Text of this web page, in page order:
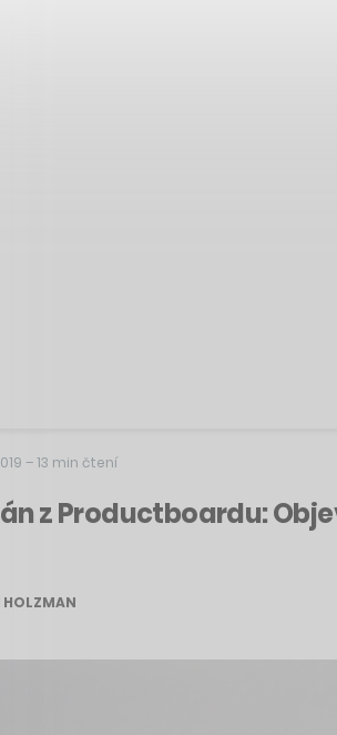
–13 min čtení
z Productboardu:
HOLZMAN